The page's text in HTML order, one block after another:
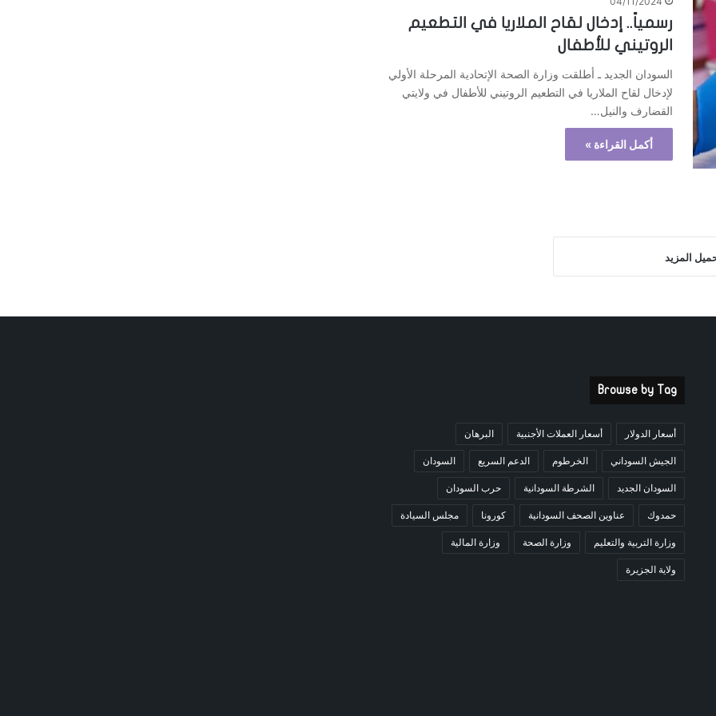
رسمياً.. إدخال لقاح الملاريا في التطعيم
الروتيني للأطفال
السودان الجديد ـ أطلقت وزارة الصحة الإتحادية المرحلة الأولي
لإدخال لقاح الملاريا في التطعيم الروتيني للأطفال في ولايتي
القضارف والنيل…
أكمل القراءة »
المزيد
Browse by Tag
أسعار الدولار أسعار العملات الأجنبية البرهان
الجيش السوداني الخرطوم الدعم السريع السودان
السودان الجديد الشرطة السودانية حرب السودان
حمدوك عناوين الصحف السودانية كورونا مجلس السيادة
وزارة التربية والتعليم وزارة الصحة وزارة المالية
ولاية الجزيرة